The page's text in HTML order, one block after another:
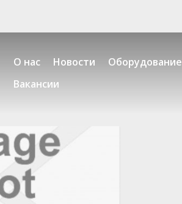
О нас Новости Оборудование
Вакансии